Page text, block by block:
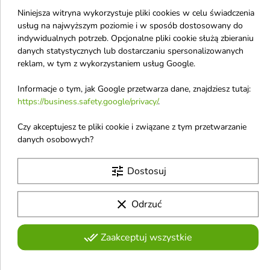

theBalm Meet Matte
Hughes Mini Kit
Zestaw sześciu
matowych Pomadek do
ml
Zestaw zapewnia szeroką gamę

theBalm Meet Matte
Hughes Mini Kit
Zestaw sześciu
matowych Pomadek do
ml
98,43 zł
favorite_border -10%
Niniejsza witryna wykorzystuje pliki cookies w celu świadczenia
usług na najwyższym poziomie i w sposób dostosowany do
indywidualnych potrzeb. Opcjonalne pliki cookie służą zbieraniu
danych statystycznych lub dostarczaniu spersonalizowanych
reklam, w tym z wykorzystaniem usług Google.
Informacje o tym, jak Google przetwarza dane, znajdziesz tutaj:
https://business.safety.google/privacy/.
Czy akceptujesz te pliki cookie i związane z tym przetwarzanie
danych osobowych?
tune Dostosuj
clear Odrzuć
done_allZaakceptuj wszystkie